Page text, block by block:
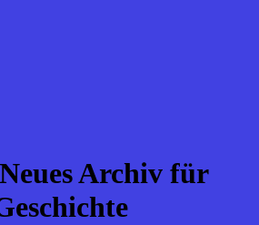
Neues Archiv für